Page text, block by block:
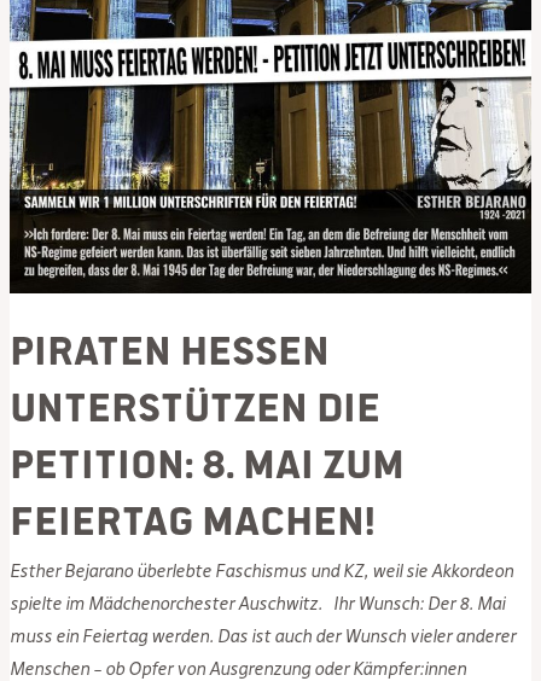
Piraten Hessen
unterstützen die
Petition: 8. Mai zum
Feiertag machen!
Esther Bejarano überlebte Faschismus und KZ, weil sie Akkordeon
spielte im Mädchenorchester Auschwitz. Ihr Wunsch: Der 8. Mai
muss ein Feiertag werden. Das ist auch der Wunsch vieler anderer
Menschen – ob Opfer von Ausgrenzung oder Kämpfer:innen